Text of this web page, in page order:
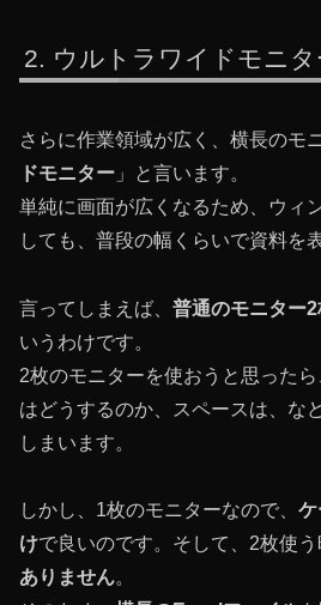
ウルトラワイドモニタ
さらに作業領域が広く、横長のモ
ドモニター 」と言います。
単純に画面が広くなるため、ウィ
しても、普段の幅くらいで資料を
言ってしまえば、 普通のモニター
いうわけです。
2枚のモニターを使おうと思った
はどうするのか、スペースは、な
しまいます。
しかし、1枚のモニターなので、 ケ
けで良いのです。そして、2枚使う
ありません。